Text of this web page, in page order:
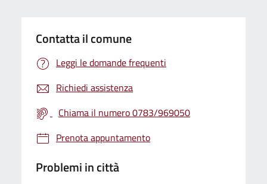
Contatta il comune
Leggi le domande frequenti
Richiedi assistenza
Chiama il numero 0783/969050
Prenota appuntamento
Problemi in città